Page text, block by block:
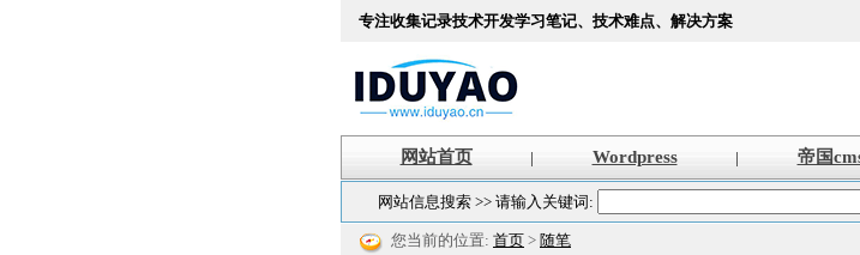
专注收集记录技术开发学习笔记、技术难点、解决方案
网站首页 | Wordpress | 帝国
网站信息搜索 >> 请输入关键词:
您当前的位置: 首页 > 随笔